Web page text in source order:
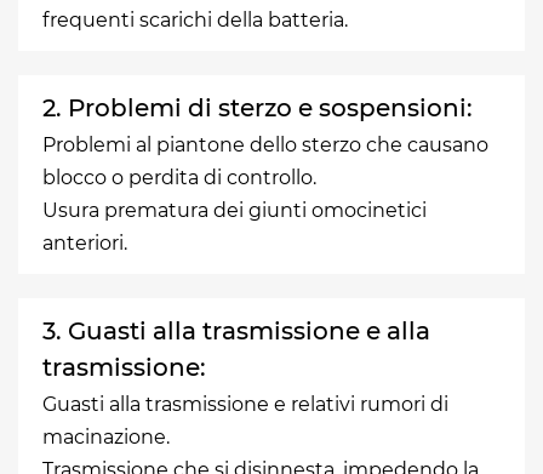
frequenti scarichi della batteria.
2. Problemi di sterzo e sospensioni:
Problemi al piantone dello sterzo che causano
blocco o perdita di controllo.
Usura prematura dei giunti omocinetici
anteriori.
3. Guasti alla trasmissione e alla
trasmissione:
Guasti alla trasmissione e relativi rumori di
macinazione.
Trasmissione che si disinnesta, impedendo la